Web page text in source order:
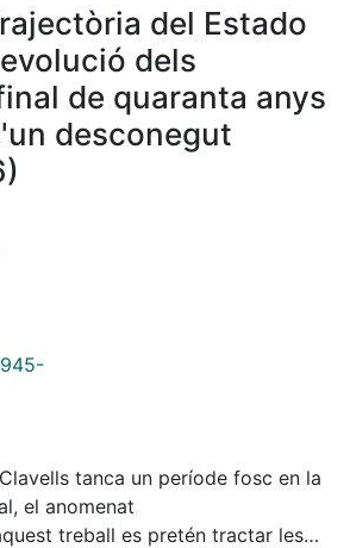
del Estado
dels
de quaranta anys
desconegut
tanca un període fosc en la
el anomenat
treball es pretén tractar les